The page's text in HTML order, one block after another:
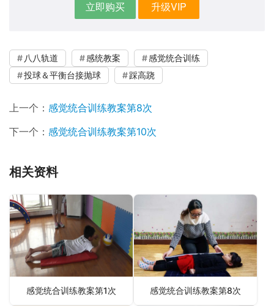
立即购买 升级VIP
八八轨道 感统教案
感觉统合训练
投球＆平衡台接抛球
踩高跷
上一个： 感觉统合训练教案第8次
下一个： 感觉统合训练教案第10次
相关资料
感觉统合训练教案第1次 感觉统合训练教案第8次